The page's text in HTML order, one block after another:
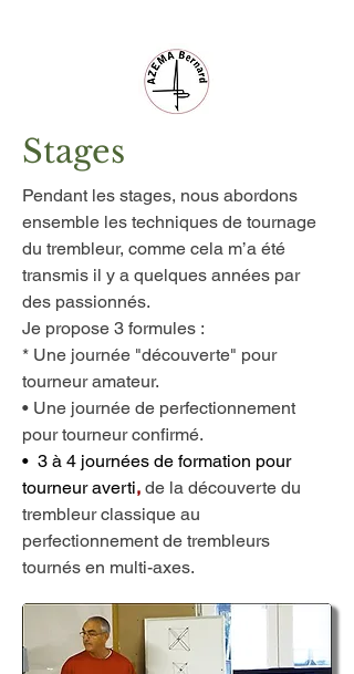
Stages
Pendant les stages, nous abordons
ensemble les techniques de tournage
du trembleur, comme cela m’a été
transmis il y a quelques années par
des passionnés.
Je propose 3 formules :
* Une journée "découverte" pour
tourneur amateur.
• Une journée de perfectionnement
pour tourneur confirmé.
• 3 à 4 journées de formation pour
tourneur averti, de la découverte du
trembleur classique au
perfectionnement de trembleurs
tournés en multi-axes.